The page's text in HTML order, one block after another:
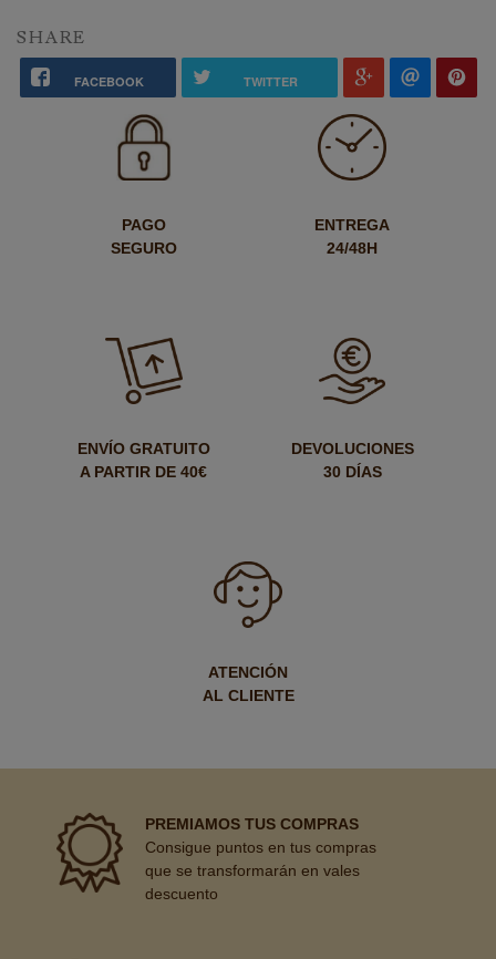
SHARE
FACEBOOK TWITTER
PAGO
SEGURO
ENTREGA
24/48H
ENVÍO GRATUITO
A PARTIR DE 40€
DEVOLUCIONES
30 DÍAS
ATENCIÓN
AL CLIENTE
PREMIAMOS TUS COMPRAS
Consigue puntos en tus compras
que se transformarán en vales
descuento